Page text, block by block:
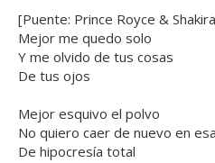
[Puente: Prince Royce &
Mejor me quedo solo
Y me olvido de tus cosas
De tus ojos
Mejor esquivo el polvo
No quiero caer de nuevo en
De hipocresía total